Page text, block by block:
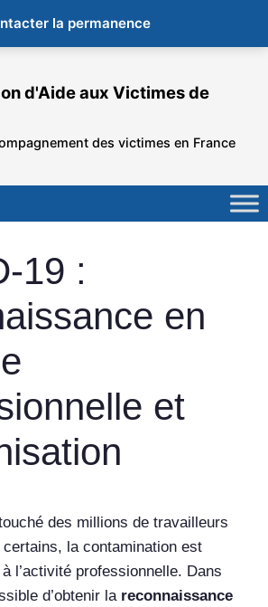
la permanence
d'Aide aux Victimes de
des victimes en France
19 :
en
et
des millions de travailleurs
la contamination est
l’activité professionnelle. Dans
d’obtenir la reconnaissance